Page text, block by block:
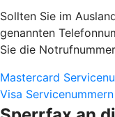
Sollten Sie im
genannten
Sie die
Mastercard
Visa Servicenummern